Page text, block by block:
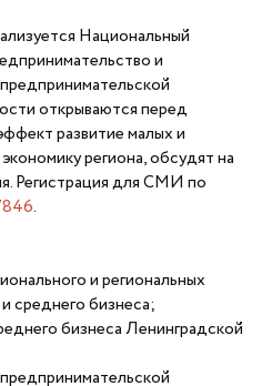
Национальный
и
открываются перед
развитие малых и
региона, обсудят на
Регистрация для СМИ по
.
и региональных
среднего бизнеса;
бизнеса Ленинградской